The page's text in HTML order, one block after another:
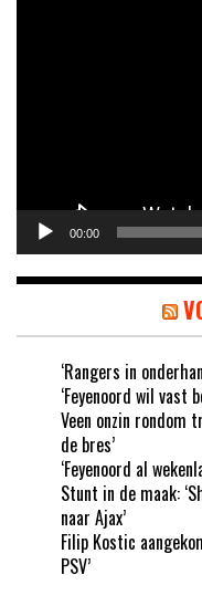
00:00
‘Rangers in
‘Feyenoord wil vast
Veen onzin rondom
de bres’
‘Feyenoord al
Stunt in de maak:
naar Ajax’
Filip Kostic
PSV’